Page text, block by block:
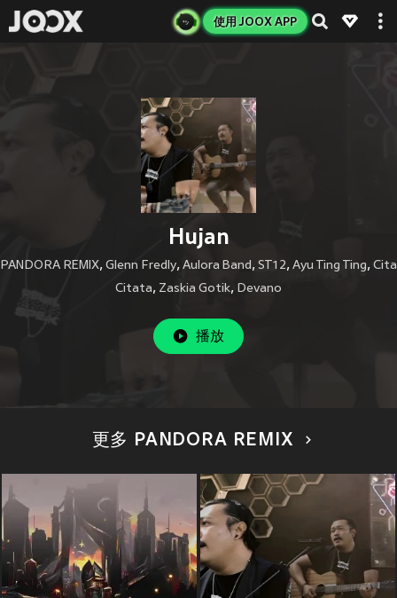
使用 JOOX APP
Hujan
PANDORA REMIX, Glenn Fredly, Aulora Band , ST12, Ayu Ting Ting, Cita
Citata, Zaskia Gotik, Devano
播放
更多 PANDORA REMIX